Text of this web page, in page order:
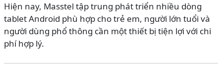
Hiện nay, Masstel tập trung phát triển nhiều dòng
tablet Android phù hợp cho trẻ em, người lớn tuổi và
người dùng phổ thông cần một thiết bị tiện lợi với chi
phí hợp lý.